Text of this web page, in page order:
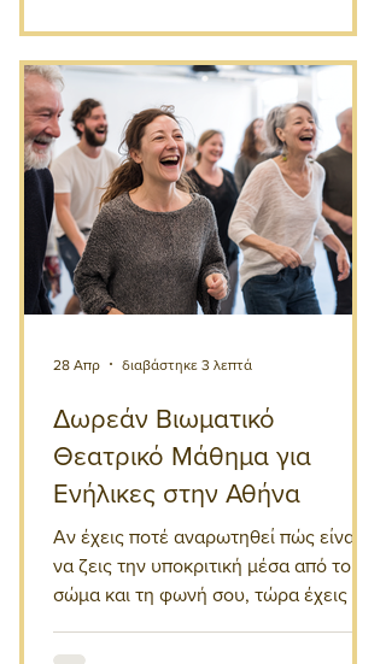
Δωρεάν Βιωματικό
Θεατρικό Μάθημα για
Ενήλικες στην Αθήνα
Αν έχεις ποτέ αναρωτηθεί πώς είναι
να ζεις την υποκριτική μέσα από το
σώμα και τη φωνή σου, τώρα έχεις την
ένα δωρεάν θεατρικό μάθημα για
28 Απρ διαβάστηκε 3 λεπτά